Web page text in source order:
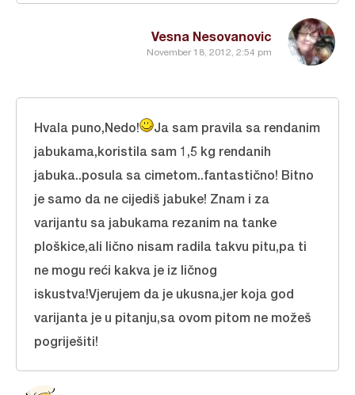
Vesna Nesovanovic
November 18, 2012, 2:54 pm
Hvala puno,Nedo!
Ja sam pravila sa rendanim
jabukama,koristila sam 1,5 kg rendanih
jabuka..posula sa cimetom..fantastično! Bitno
je samo da ne cijediš jabuke! Znam i za
varijantu sa jabukama rezanim na tanke
ploškice,ali lično nisam radila takvu pitu,pa ti
ne mogu reći kakva je iz ličnog
iskustva!Vjerujem da je ukusna,jer koja god
varijanta je u pitanju,sa ovom pitom ne možeš
pogriješiti!